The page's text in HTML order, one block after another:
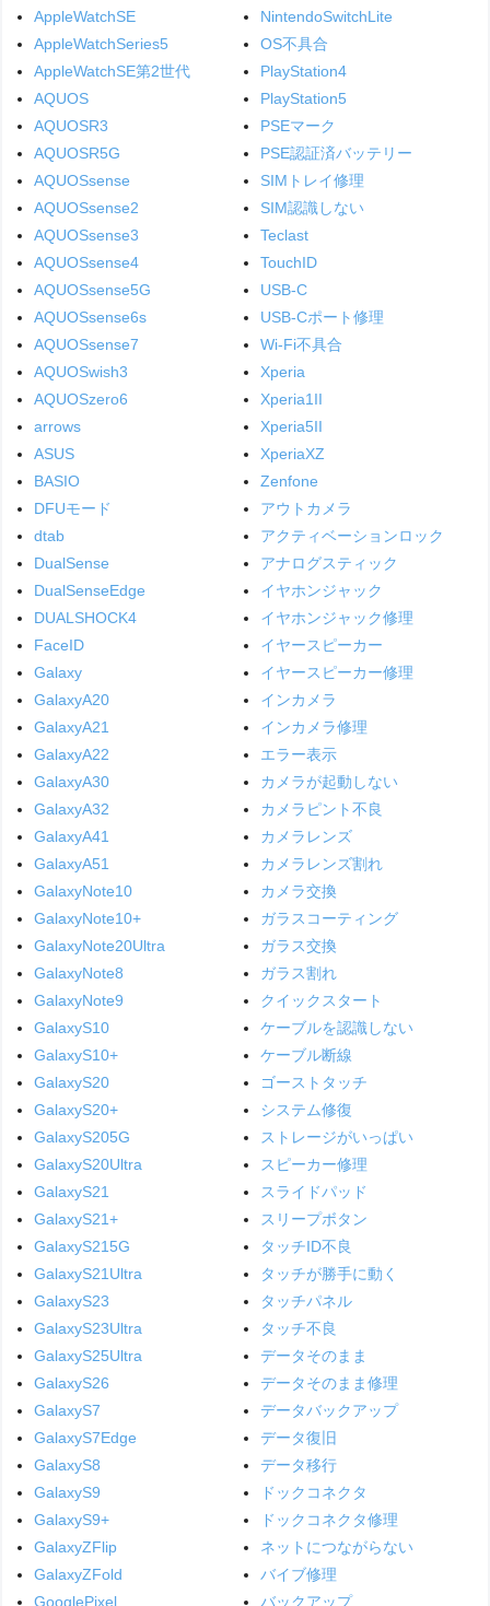
AppleWatchSE
AppleWatchSeries5
AppleWatchSE第2世代
AQUOS
AQUOSR3
AQUOSR5G
AQUOSsense
AQUOSsense2
AQUOSsense3
AQUOSsense4
AQUOSsense5G
AQUOSsense6s
AQUOSsense7
AQUOSwish3
AQUOSzero6
arrows
ASUS
BASIO
DFUモード
dtab
DualSense
DualSenseEdge
DUALSHOCK4
FaceID
Galaxy
GalaxyA20
GalaxyA21
GalaxyA22
GalaxyA30
GalaxyA32
GalaxyA41
GalaxyA51
GalaxyNote10
GalaxyNote10+
GalaxyNote20Ultra
GalaxyNote8
GalaxyNote9
GalaxyS10
GalaxyS10+
GalaxyS20
GalaxyS20+
GalaxyS205G
GalaxyS20Ultra
GalaxyS21
GalaxyS21+
GalaxyS215G
GalaxyS21Ultra
GalaxyS23
GalaxyS23Ultra
GalaxyS25Ultra
GalaxyS26
GalaxyS7
GalaxyS7Edge
GalaxyS8
GalaxyS9
GalaxyS9+
GalaxyZFlip
GalaxyZFold
GooglePixel
NintendoSwitchLite
OS不具合
PlayStation4
PlayStation5
PSEマーク
PSE認証済バッテリー
SIMトレイ修理
SIM認識しない
Teclast
TouchID
USB-C
USB-Cポート修理
Wi-Fi不具合
Xperia
Xperia1II
Xperia5II
XperiaXZ
Zenfone
アウトカメラ
アクティベーションロック
アナログスティック
イヤホンジャック
イヤホンジャック修理
イヤースピーカー
イヤースピーカー修理
インカメラ
インカメラ修理
エラー表示
カメラが起動しない
カメラピント不良
カメラレンズ
カメラレンズ割れ
カメラ交換
ガラスコーティング
ガラス交換
ガラス割れ
クイックスタート
ケーブルを認識しない
ケーブル断線
ゴーストタッチ
システム修復
ストレージがいっぱい
スピーカー修理
スライドパッド
スリープボタン
タッチID不良
タッチが勝手に動く
タッチパネル
タッチ不良
データそのまま
データそのまま修理
データバックアップ
データ復旧
データ移行
ドックコネクタ
ドックコネクタ修理
ネットにつながらない
バイブ修理
バックアップ